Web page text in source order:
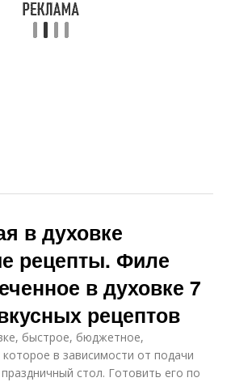
в духовке
рецепты. Филе
в духовке 7
рецептов
быстрое, бюджетное,
в зависимости от подачи
стол. Готовить его по